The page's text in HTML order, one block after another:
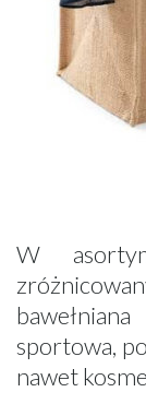
W
sportowa,
nawet